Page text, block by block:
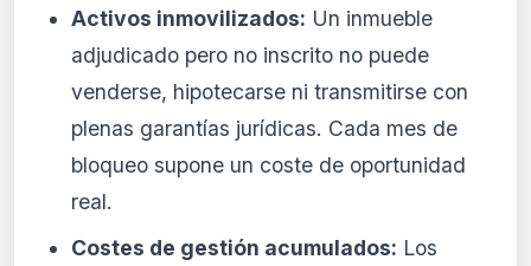
Activos inmovilizados: Un inmueble
adjudicado pero no inscrito no puede
venderse, hipotecarse ni transmitirse con
plenas garantías jurídicas. Cada mes de
bloqueo supone un coste de oportunidad
real.
Costes de gestión acumulados: Los